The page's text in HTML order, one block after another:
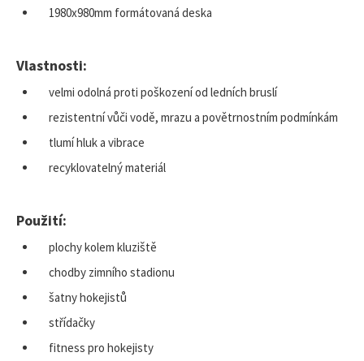
1980x980mm formátovaná deska
Vlastnosti:
velmi odolná proti poškození od ledních bruslí
rezistentní vůči vodě, mrazu a povětrnostním podmínkám
tlumí hluk a vibrace
recyklovatelný materiál
Použití:
plochy kolem kluziště
chodby zimního stadionu
šatny hokejistů
střídačky
fitness pro hokejisty